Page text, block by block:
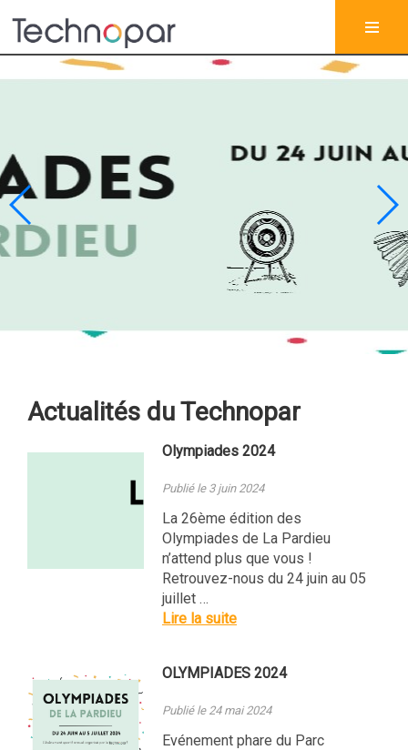
Actualités du Technopar
Olympiades 2024
Publié le 3 juin 2024
La 26ème édition des
Olympiades de La Pardieu
n’attend plus que vous !
Retrouvez-nous du 24 juin au 05
juillet …
Lire la suite
OLYMPIADES 2024
Publié le 24 mai 2024
Evénement phare du Parc